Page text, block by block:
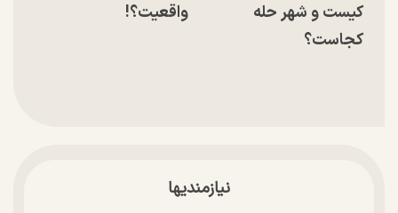
کیست و شهر حله
کجاست؟
واقعیت؟!
نیازمندیها